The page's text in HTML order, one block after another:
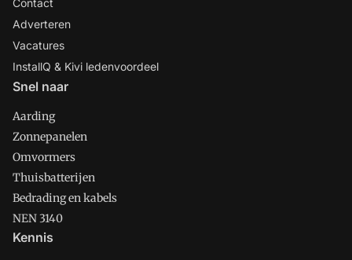
Contact
Adverteren
Vacatures
InstallQ & Kivi ledenvoordeel
Snel naar
Aarding
Zonnepanelen
Omvormers
Thuisbatterijen
Bedrading en kabels
NEN 3140
Kennis